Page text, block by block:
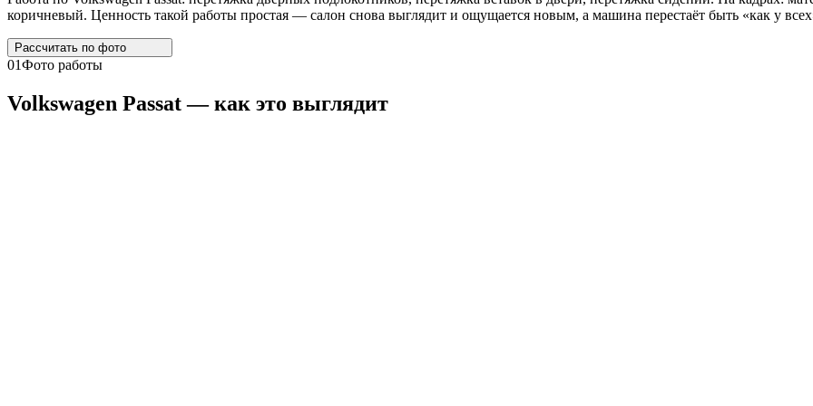
коричневый. Ценность такой работы простая — салон снова выглядит и ощущается новым, а машина перестаёт быть «как у
Рассчитать по фото
01Фото работы
Volkswagen Passat— как это выглядит